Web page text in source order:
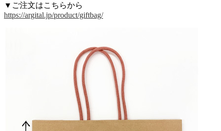
▼ご注文はこちらから
https://argital.jp/product/giftbag/